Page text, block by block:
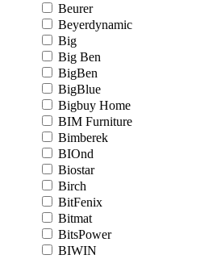
Beurer
Beyerdynamic
Big
Big Ben
BigBen
BigBlue
Bigbuy Home
BIM Furniture
Bimberek
BIOnd
Biostar
Birch
BitFenix
Bitmat
BitsPower
BIWIN